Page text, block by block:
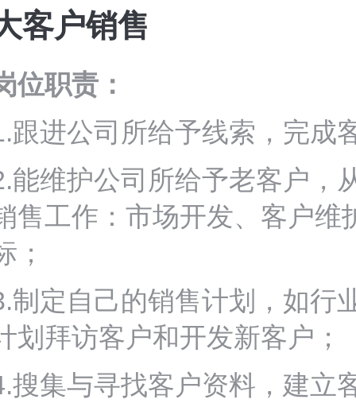
客户销售
位职责：
跟进公司所给予线索，完成
能维护公司所给予老客户，
售工作：市场开发、客户维
；
制定自己的销售计划，如行
划拜访客户和开发新客户；
搜集与寻找客户资料，建立